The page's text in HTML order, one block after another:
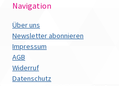
Navigation
Über uns
Newsletter abonnieren
Impressum
AGB
Widerruf
Datenschutz